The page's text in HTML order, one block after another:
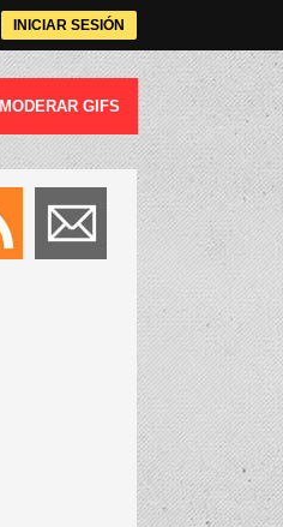
INICIAR SESIÓN
MODERAR GIFS